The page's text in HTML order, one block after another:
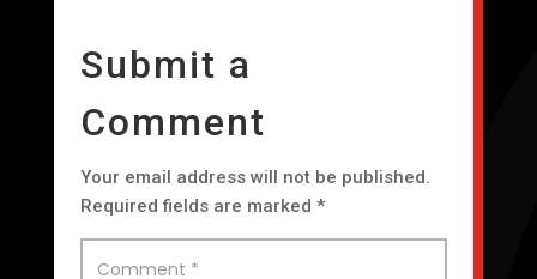
Submit a
Comment
Your email address will not be published.
Required fields are marked*